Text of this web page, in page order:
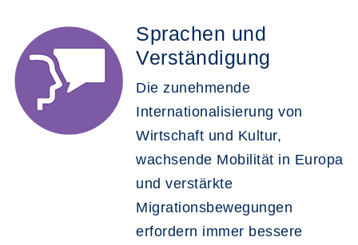
Sprachen und
Verständigung
Die zunehmende
Internationalisierung von
Wirtschaft und Kultur,
wachsende Mobilität in Europa
und verstärkte
Migrationsbewegungen
erfordern immer bessere